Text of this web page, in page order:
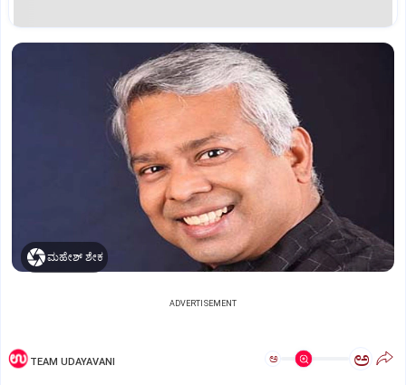
ಮಹೇಶ್‌ ಶೇಕ
ADVERTISEMENT
TEAM UDAYAVANI ಅ ಅ